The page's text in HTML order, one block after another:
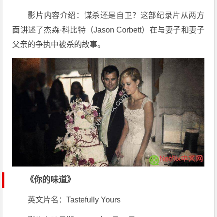
影片内容介绍：谋杀还是自卫？这部纪录片从两方
面讲述了杰森·科比特（Jason Corbett）在与妻子和妻子
父亲的争执中被杀的故事。
《你的味道》
英文片名：Tastefully Yours